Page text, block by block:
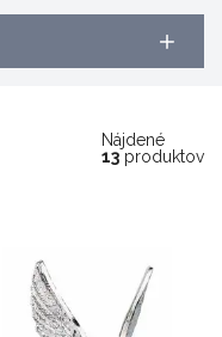
Nájdené
13 produktov